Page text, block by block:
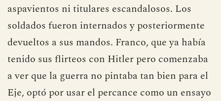
aspavientos ni titulares escandalosos. Los
soldados fueron internados y posteriormente
devueltos a sus mandos. Franco, que ya había
tenido sus flirteos con Hitler pero comenzaba
a ver que la guerra no pintaba tan bien para el
Eje, optó por usar el percance como un ensayo